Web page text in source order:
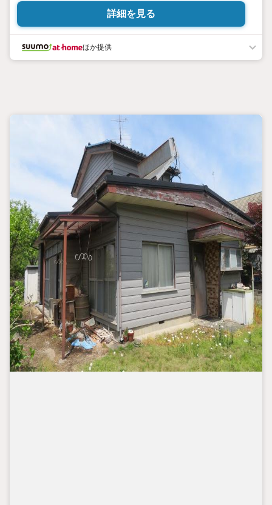
詳細を見る
ほか提供